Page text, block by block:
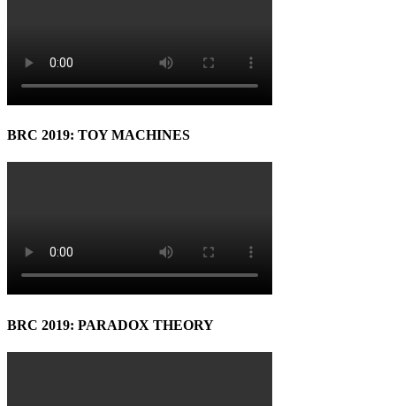
BRC 2019: TOY MACHINES
BRC 2019: PARADOX THEORY